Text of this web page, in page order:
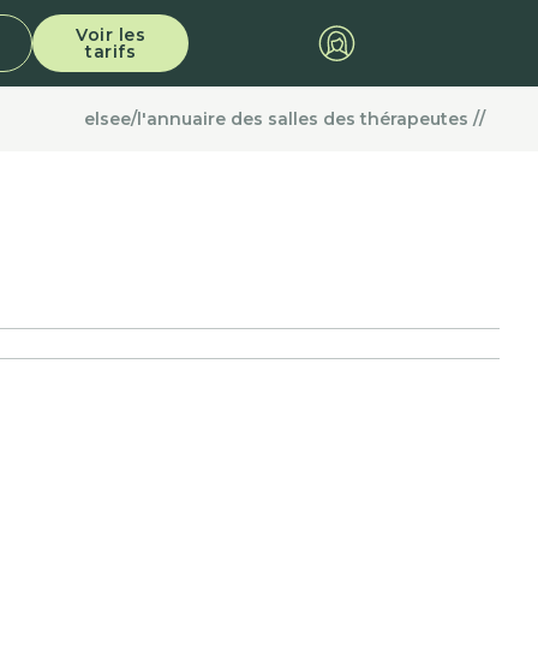
Voir les
tarifs
elsee/l'annuaire des salles des thérapeutes //